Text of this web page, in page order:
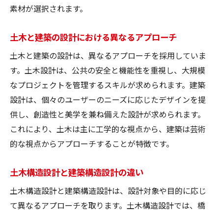
素材が選択されます。
土木と建築の設計における異なるアプローチ
土木と建築の設計は、異なるアプローチを採用していま
す。土木設計は、公共の安全と機能性を重視し、大規模
なプロジェクトを管理するスキルが求められます。建築
設計は、個々のユーザーのニーズに応じたデザインを提
供し、創造性と美学を兼ね備えた設計が求められます。
これにより、土木は主に工学的な視点から、建築は芸術
的な視点からアプローチすることが特徴です。
土木構造設計と建築構造設計の違い
土木構造設計と建築構造設計は、設計対象や目的に応じ
て異なるアプローチを取ります。土木構造設計では、橋